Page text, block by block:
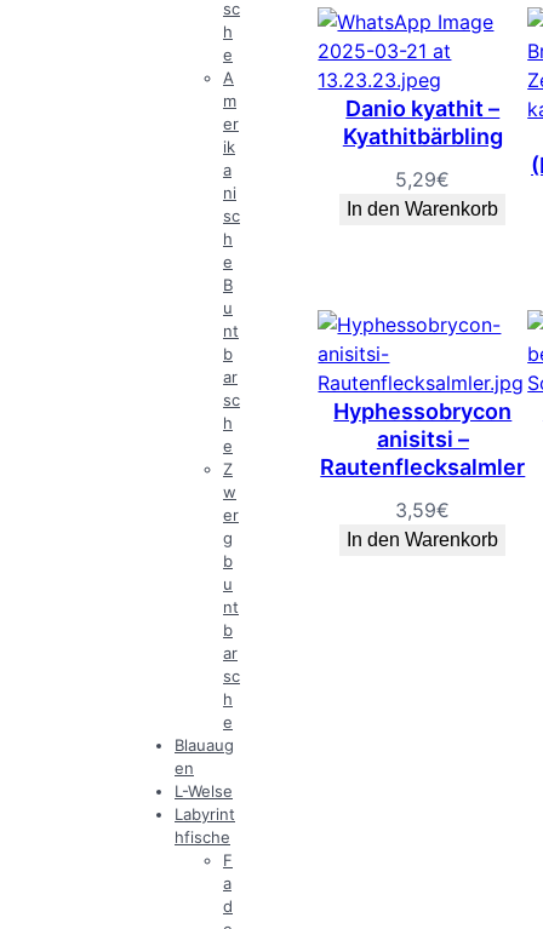
sc
h
e
A
m
er
ik
a
ni
sc
h
e
B
u
nt
b
ar
sc
h
e
Z
w
er
g
b
u
nt
b
ar
sc
h
e
Blauaug
en
L-Welse
Labyrint
hfische
F
a
d
Danio kyathit –
Kyathitbärbling
5,29€
In den Warenkorb
Hyphessobrycon
anisitsi –
Rautenflecksalmler
3,59€
In den Warenkorb